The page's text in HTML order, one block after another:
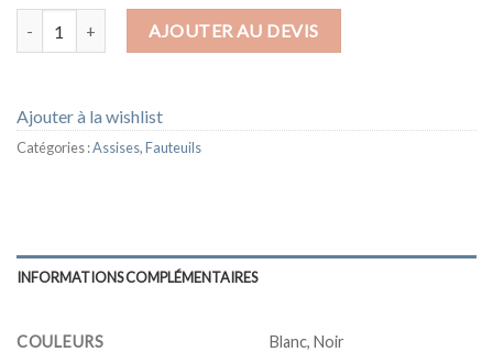
quantité de FAUTEUIL PEACHAJOUTER AU DEVIS
Ajouter à la wishlist
Catégories :Assises,Fauteuils
INFORMATIONS COMPLÉMENTAIRES
COULEURS Blanc, Noir